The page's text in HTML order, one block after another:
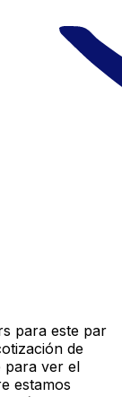
para este par
de
para ver el
estamos